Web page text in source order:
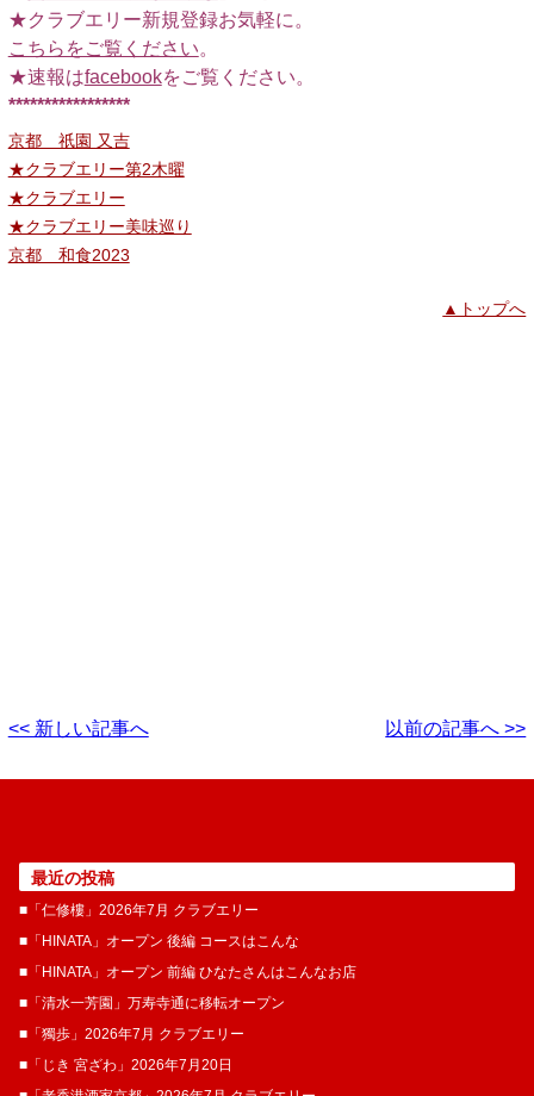
★クラブエリー新規登録お気軽に。
こちらをご覧ください。
★速報はfacebookをご覧ください。
*****************
京都 祇園 又吉
★クラブエリー第2木曜
★クラブエリー
★クラブエリー美味巡り
京都 和食2023
▲トップへ
<< 新しい記事へ 以前の記事へ >>
最近の投稿
■「仁修樓」2026年7月 クラブエリー
■「HINATA」オープン 後編 コースはこんな
■「HINATA」オープン 前編 ひなたさんはこんなお店
■「清水一芳園」万寿寺通に移転オープン
■「獨歩」2026年7月 クラブエリー
■「じき 宮ざわ」2026年7月20日